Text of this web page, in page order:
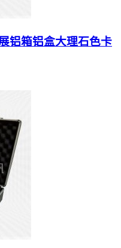
铝箱铝盒大理石色卡